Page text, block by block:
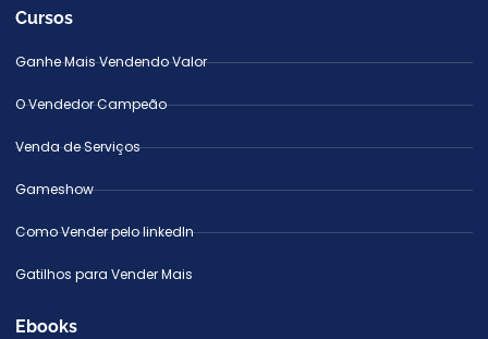
Cursos
Ganhe Mais Vendendo Valor
O Vendedor Campeão
Venda de Serviços
Gameshow
Como Vender pelo linkedIn
Gatilhos para Vender Mais
Ebooks